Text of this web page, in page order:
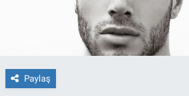
Paylaş